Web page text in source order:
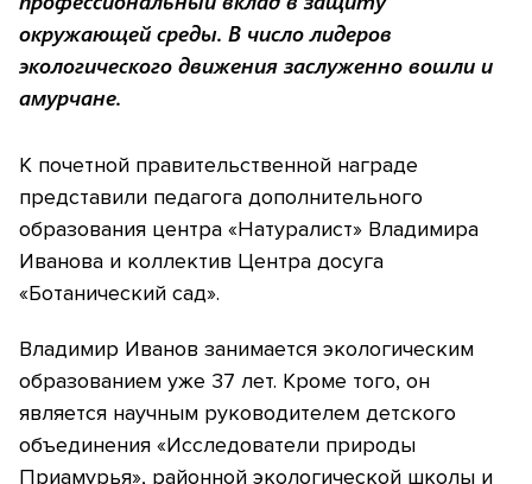
окружающей среды. В число лидеров
экологического движения заслуженно вошли и
амурчане.
К почетной правительственной награде
представили педагога дополнительного
образования центра «Натуралист» Владимира
Иванова и коллектив Центра досуга
«Ботанический сад».
Владимир Иванов занимается экологическим
образованием уже 37 лет. Кроме того, он
является научным руководителем детского
объединения «Исследователи природы
Приамурья», районной экологической школы и